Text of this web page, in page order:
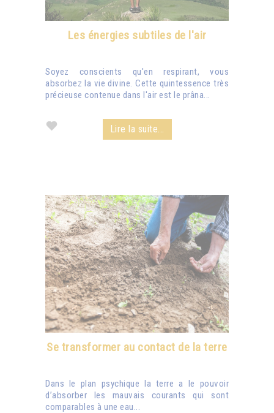
Les énergies subtiles de l'air
Soyez conscients qu'en respirant, vous
absorbez la vie divine. Cette quintessence très
précieuse contenue dans l'air est le prâna...
Lire la suite...
Se transformer au contact de la terre
Dans le plan psychique la terre a le pouvoir
d’absorber les mauvais courants qui sont
comparables à une eau...